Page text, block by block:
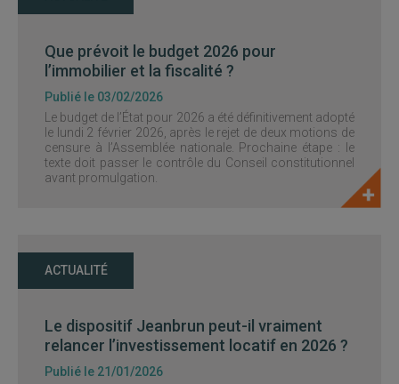
Que prévoit le budget 2026 pour
l’immobilier et la fiscalité ?
Publié le 03/02/2026
Le budget de l’État pour 2026 a été définitivement adopté
le lundi 2 février 2026, après le rejet de deux motions de
censure à l’Assemblée nationale. Prochaine étape : le
texte doit passer le contrôle du Conseil constitutionnel
avant promulgation.
ACTUALITÉ
Le dispositif Jeanbrun peut-il vraiment
relancer l’investissement locatif en 2026 ?
Publié le 21/01/2026